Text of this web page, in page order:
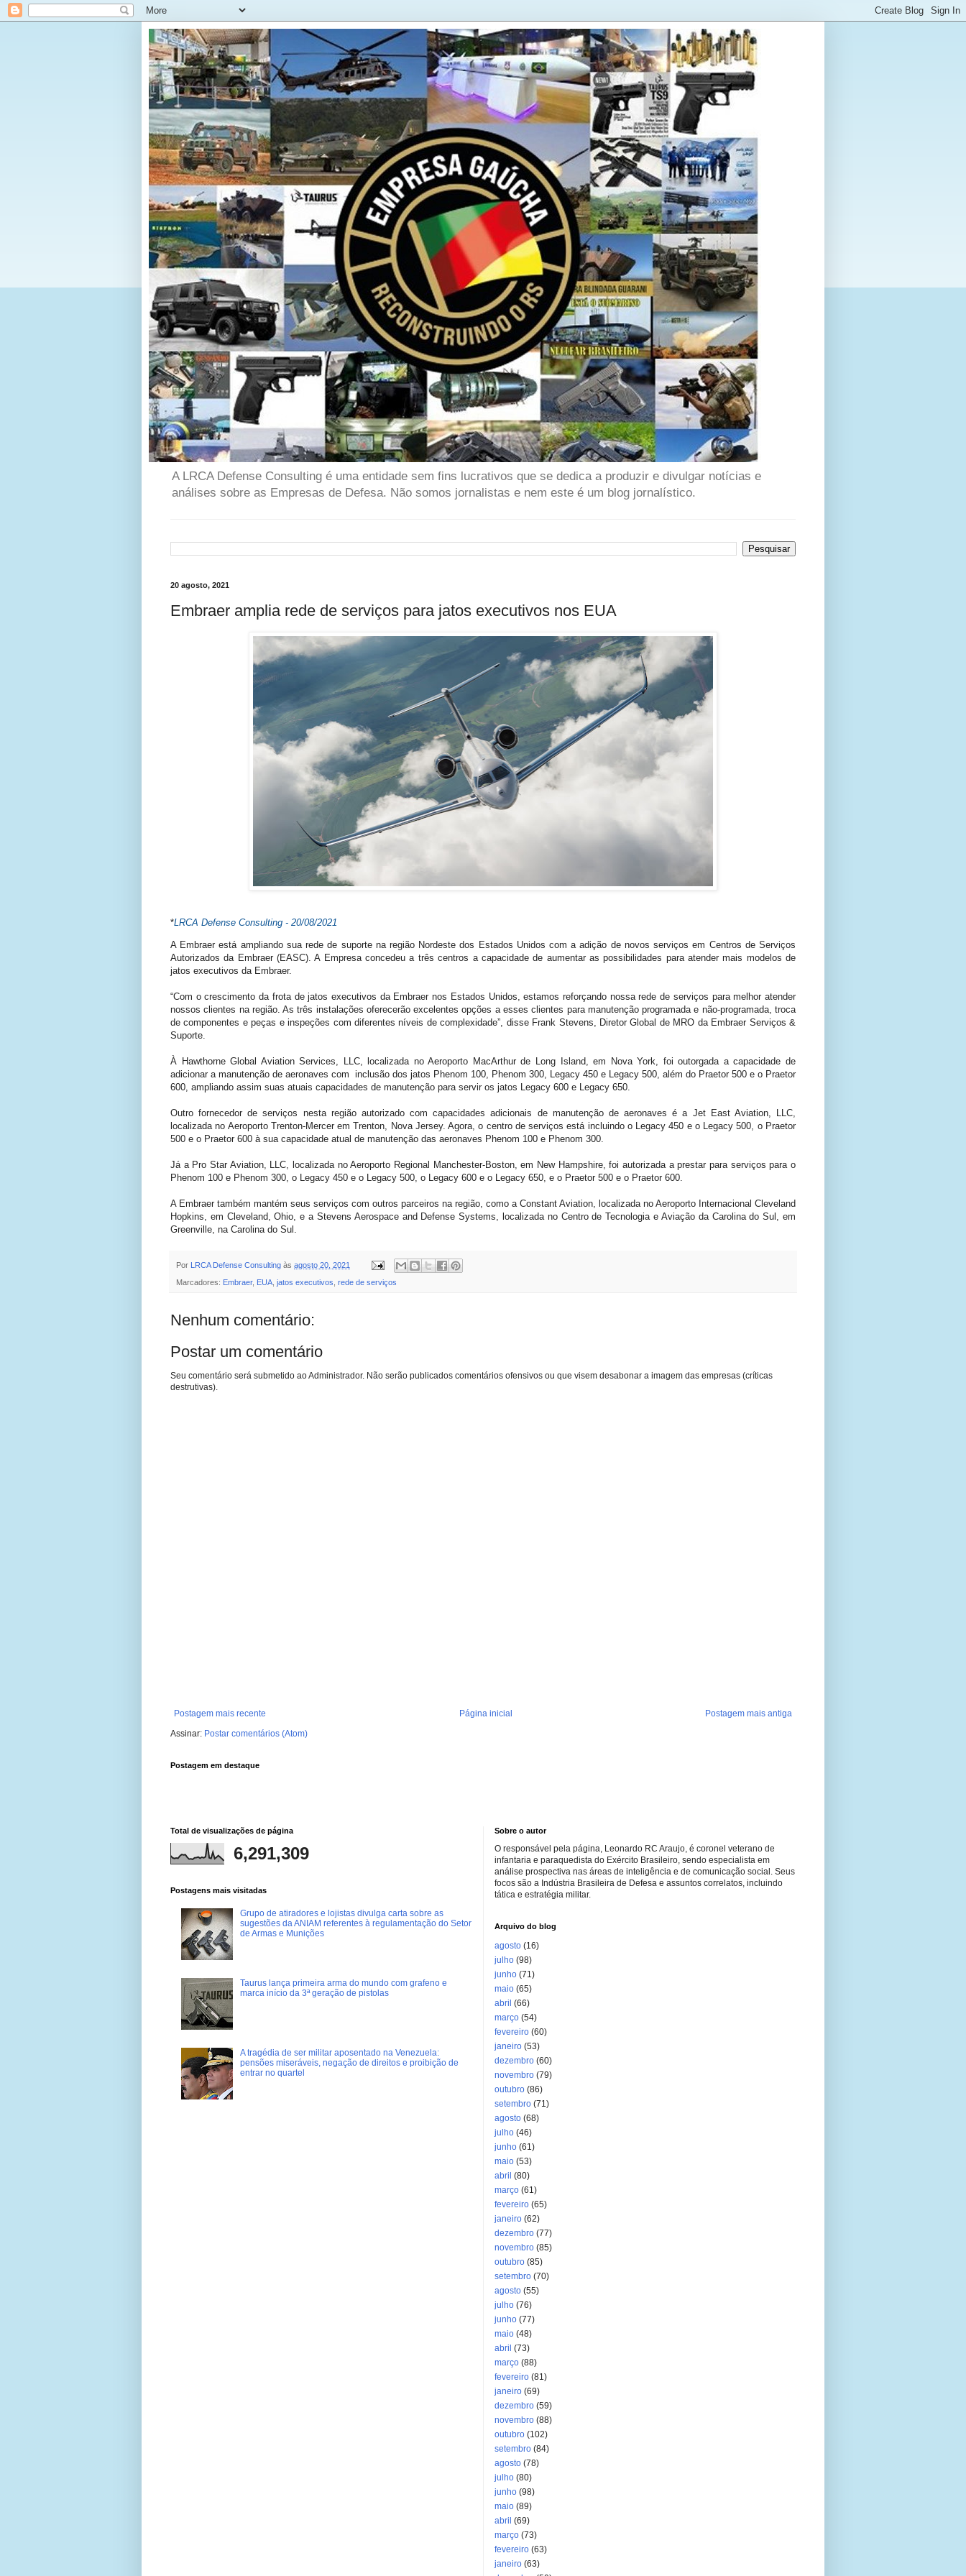
A LRCA Defense Consulting é uma entidade sem fins lucrativos que se dedica a produzir e divulgar notícias e
análises sobre as Empresas de Defesa. Não somos jornalistas e nem este é um blog jornalístico.
20 agosto, 2021
Embraer amplia rede de serviços para jatos executivos nos EUA
*LRCA Defense Consulting - 20/08/2021
A Embraer está ampliando sua rede de suporte na região Nordeste dos Estados Unidos com a adição de novos serviços em Centros de Serviços
Autorizados da Embraer (EASC). A Empresa concedeu a três centros a capacidade de aumentar as possibilidades para atender mais modelos de
jatos executivos da Embraer.
“Com o crescimento da frota de jatos executivos da Embraer nos Estados Unidos, estamos reforçando nossa rede de serviços para melhor atender
nossos clientes na região. As três instalações oferecerão excelentes opções a esses clientes para manutenção programada e não-programada, troca
de componentes e peças e inspeções com diferentes níveis de complexidade”, disse Frank Stevens, Diretor Global de MRO da Embraer Serviços &
Suporte.
À Hawthorne Global Aviation Services, LLC, localizada no Aeroporto MacArthur de Long Island, em Nova York, foi outorgada a capacidade de
adicionar a manutenção de aeronaves com inclusão dos jatos Phenom 100, Phenom 300, Legacy 450 e Legacy 500, além do Praetor 500 e o Praetor
600, ampliando assim suas atuais capacidades de manutenção para servir os jatos Legacy 600 e Legacy 650.
Outro fornecedor de serviços nesta região autorizado com capacidades adicionais de manutenção de aeronaves é a Jet East Aviation, LLC,
localizada no Aeroporto Trenton-Mercer em Trenton, Nova Jersey. Agora, o centro de serviços está incluindo o Legacy 450 e o Legacy 500, o Praetor
500 e o Praetor 600 à sua capacidade atual de manutenção das aeronaves Phenom 100 e Phenom 300.
Já a Pro Star Aviation, LLC, localizada no Aeroporto Regional Manchester-Boston, em New Hampshire, foi autorizada a prestar para serviços para o
Phenom 100 e Phenom 300, o Legacy 450 e o Legacy 500, o Legacy 600 e o Legacy 650, e o Praetor 500 e o Praetor 600.
A Embraer também mantém seus serviços com outros parceiros na região, como a Constant Aviation, localizada no Aeroporto Internacional Cleveland
Hopkins, em Cleveland, Ohio, e a Stevens Aerospace and Defense Systems, localizada no Centro de Tecnologia e Aviação da Carolina do Sul, em
Greenville, na Carolina do Sul.
Por LRCA Defense Consulting às agosto 20, 2021
Marcadores: Embraer, EUA jatos executivos rede de serviços
Nenhum comentário:
Postar um comentário
Seu comentário será submetido ao Administrador. Não serão publicados comentários ofensivos ou que visem desabonar a imagem das empresas (críticas
destrutivas).
Postagem mais recente Postagem mais antiga
Página inicial
Assinar: Postar comentários (Atom)
Postagem em destaque
Total de visualizações de página
6,291,309
Postagens mais visitadas
Grupo de atiradores e lojistas divulga carta sobre as
sugestões da ANIAM referentes à regulamentação do Setor
de Armas e Munições
Taurus lança primeira arma do mundo com grafeno e
marca início da 3ª geração de pistolas
A tragédia de ser militar aposentado na Venezuela:
pensões miseráveis, negação de direitos e proibição de
entrar no quartel
Sobre o autor
O responsável pela página, Leonardo RC Araujo, é coronel veterano de
infantaria e paraquedista do Exército Brasileiro, sendo especialista em
análise prospectiva nas áreas de inteligência e de comunicação social. Seus
focos são a Indústria Brasileira de Defesa e assuntos correlatos, incluindo
tática e estratégia militar.
Arquivo do blog
agosto (16)
julho (98)
junho (71)
maio (65)
abril (66)
março (54)
fevereiro (60)
janeiro (53)
dezembro (60)
novembro (79)
outubro (86)
setembro (71)
agosto (68)
julho (46)
junho (61)
maio (53)
abril (80)
março (61)
fevereiro (65)
janeiro (62)
dezembro (77)
novembro (85)
outubro (85)
setembro (70)
agosto (55)
julho (76)
junho (77)
maio (48)
abril (73)
março (88)
fevereiro (81)
janeiro (69)
dezembro (59)
novembro (88)
outubro (102)
setembro (84)
agosto (78)
julho (80)
junho (98)
maio (89)
abril (69)
março (73)
fevereiro (63)
janeiro (63)